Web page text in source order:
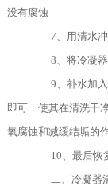
没有腐蚀
7、用清水冲
8、将冷凝器
9、补水加入
即可，使其在清洗干
氧腐蚀和减缓结垢的
10、最后恢复
二、冷凝器